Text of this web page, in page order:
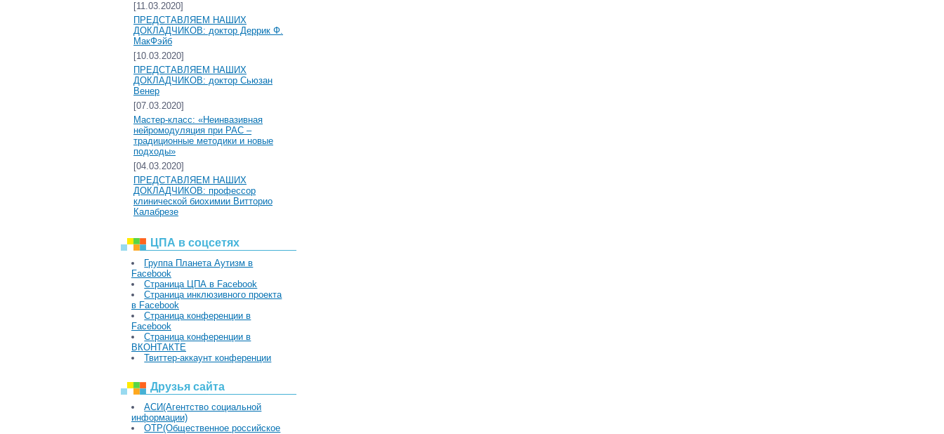
[11.03.2020]
ПРЕДСТАВЛЯЕМ НАШИХ
ДОКЛАДЧИКОВ: доктор Деррик Ф.
МакФэйб
[10.03.2020]
ПРЕДСТАВЛЯЕМ НАШИХ
ДОКЛАДЧИКОВ: доктор Сьюзан
Венер
[07.03.2020]
Мастер-класс: «Неинвазивная
нейромодуляция при РАС –
традиционные методики и новые
подходы»
[04.03.2020]
ПРЕДСТАВЛЯЕМ НАШИХ
ДОКЛАДЧИКОВ: профессор
клинической биохимии Витторио
Калабрезе
ЦПА в соцсетях
Группа Планета Аутизм в
Facebook
Страница ЦПА в Facebook
Страница инклюзивного проекта
в Facebook
Страница конференции в
Facebook
Страница конференции в
ВКОНТАКТЕ
Твиттер-аккаунт конференции
Друзья сайта
АСИ(Агентство социальной
информации)
ОТР(Общественное российское